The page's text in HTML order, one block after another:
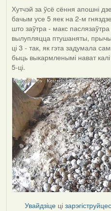
Хутчэй за ўсё сёння апошні
бачым усе 5 яек на 2-м
што заўтра - макс
вылупляцца птушаняты,
ці 3 - так, як гэта задумала
быць выкармленымі нават
5-ці.
Увайдзіце ці